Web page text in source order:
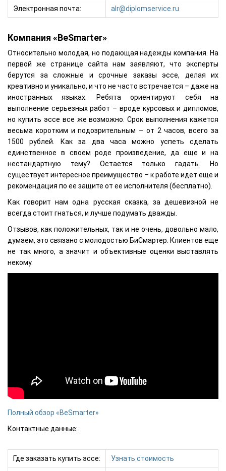
Электронная почта: alr@diplomservice.ru
Компания «BeSmarter»
Относительно молодая, но подающая надежды компания. На
первой же странице сайта нам заявляют, что эксперты
берутся за сложные и срочные заказы эссе, делая их
креативно и уникально, и что не часто встречается – даже на
иностранных языках. Ребята ориентируют себя на
выполнение серьезных работ – вроде курсовых и дипломов,
но купить эссе все же возможно. Срок выполнения кажется
весьма коротким и подозрительным – от 2 часов, всего за
1500 рублей. Как за два часа можно успеть сделать
единственное в своем роде произведение, да еще и на
нестандартную тему? Остается только гадать. Но
существует интересное преимущество – к работе идет еще и
рекомендация по ее защите от ее исполнителя (бесплатно).
Как говорит нам одна русская сказка, за дешевизной не
всегда стоит гнаться, и лучше подумать дважды.
Отзывов, как положительных, так и не очень, довольно мало,
думаем, это связано с молодостью БиСмартер. Клиентов еще
не так много, а значит и объективные оценки выставлять
некому.
Полный обзор «BeSmarter»
Контактные данные:
Где заказать купить эссе: Узнать стоимость